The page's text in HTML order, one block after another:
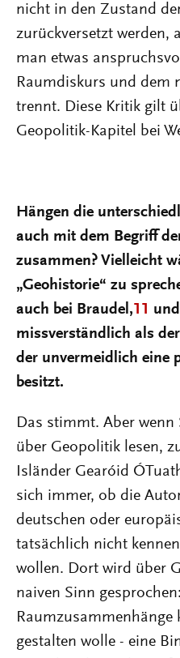
nicht in den Zustand
zurückversetzt werden,
man etwas
Raumdiskurs und dem
trennt. Diese Kritik gilt
Geopolitik-Kapitel bei
Hängen die
auch mit dem Begriff
zusammen? Vielleicht
„Geohistorie“ zu
auch bei Braudel,11
missverständlich als
der unvermeidlich eine
besitzt.
Das stimmt. Aber wenn
über Geopolitik lesen,
Isländer Gearóid
sich immer, ob die
deutschen oder
tatsächlich nicht
wollen. Dort wird über
naiven Sinn
Raumzusammenhänge
gestalten wolle - eine